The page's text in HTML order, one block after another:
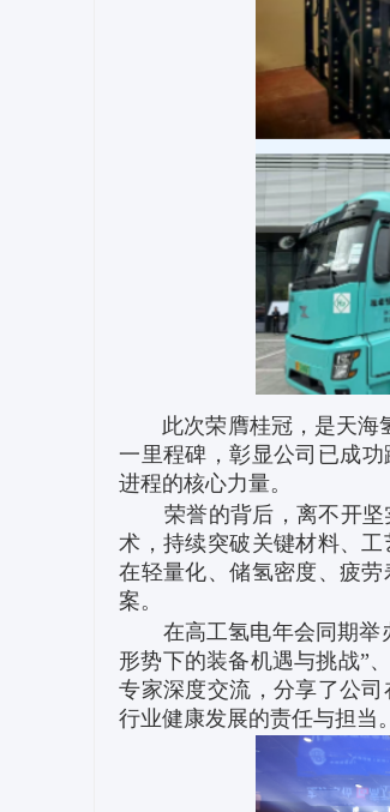
此次荣膺桂冠，是天海氢
一里程碑，彰显公司已成
进程的核心力量。
荣誉的背后，离不开坚
术，持续突破关键材料、
在轻量化、储氢密度、疲
案。
在高工氢电年会同期举
形势下的装备机遇与挑战”
专家深度交流，分享了公
行业健康发展的责任与担当。